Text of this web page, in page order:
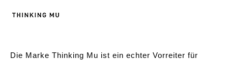
Die Marke Thinking Mu ist ein echter Vorreiter für